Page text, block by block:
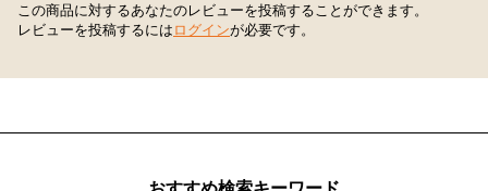
この商品に対するあなたのレビューを投稿することができます。
レビューを投稿するには ログインが必要です。